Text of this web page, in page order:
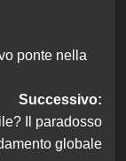
ponte nella
Successivo:
Il paradosso
globale